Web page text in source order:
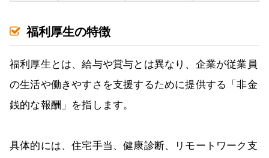
福利厚生の特徴
福利厚生とは、給与や賞与とは異なり、企業が従業員
の生活や働きやすさを支援するために提供する「非金
銭的な報酬」を指します。
具体的には、住宅手当、健康診断、リモートワーク支